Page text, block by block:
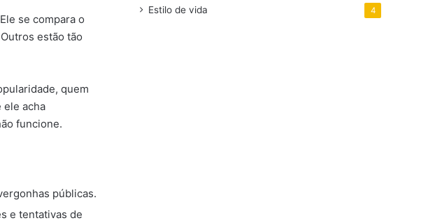
se compara o
estão tão
quem
ele acha
funcione.
públicas.
e tentativas de
Estilo de vida 4